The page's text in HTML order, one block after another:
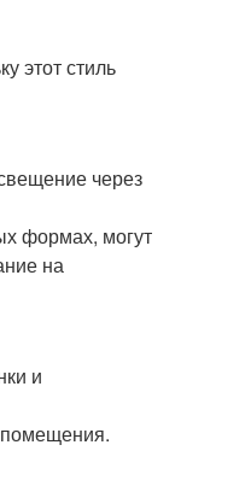
этот стиль
через
формах, могут
на
и
помещения.